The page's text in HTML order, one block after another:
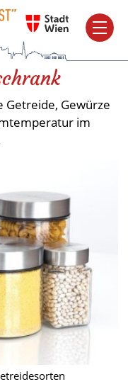
Getreide, Gewürze
im